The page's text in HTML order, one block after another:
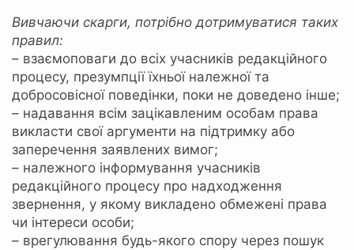
Вивчаючи скарги, потрібнодотримуватися таких
правил:
– взаємоповаги до всіх учасників редакційного
процесу, презумпції їхньої належної та
добросовісної поведінки, поки не доведено інше;
– надавання всім зацікавленим особам права
викласти свої аргументи на підтримку або
заперечення заявлених вимог;
– належного інформування учасників
редакційного процесу про надходження
звернення, у якому викладено обмежені права
чи інтереси особи;
– врегулювання будь-якого спору через пошук